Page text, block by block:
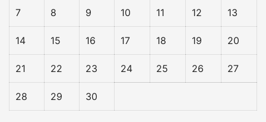
7 8 9 10 11 12 13
14 15 16 17 18 19 20
21 22 23 24 25 26 27
28 29 30